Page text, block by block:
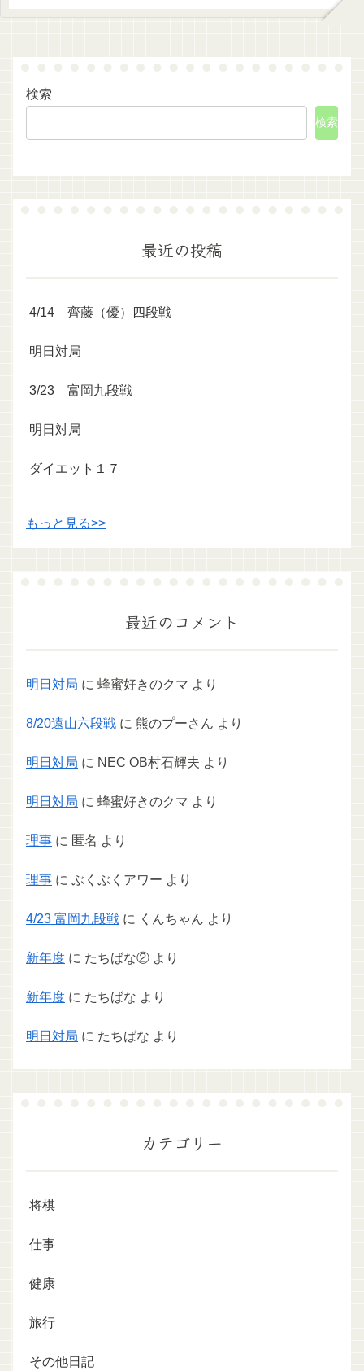
検索
検索
最近の投稿
4/14 齊藤（優）四段戦
明日対局
3/23 富岡九段戦
明日対局
ダイエット１７
もっと見る>>
最近のコメント
明日対局 に 蜂蜜好きのクマ より
8/20遠山六段戦 に 熊のプーさん より
明日対局 に NEC OB村石輝夫 より
明日対局 に 蜂蜜好きのクマ より
理事 に 匿名 より
理事 に ぶくぶくアワー より
4/23 富岡九段戦 に くんちゃん より
新年度 に たちばな② より
新年度 に たちばな より
明日対局 に たちばな より
カテゴリー
将棋
仕事
健康
旅行
その他日記